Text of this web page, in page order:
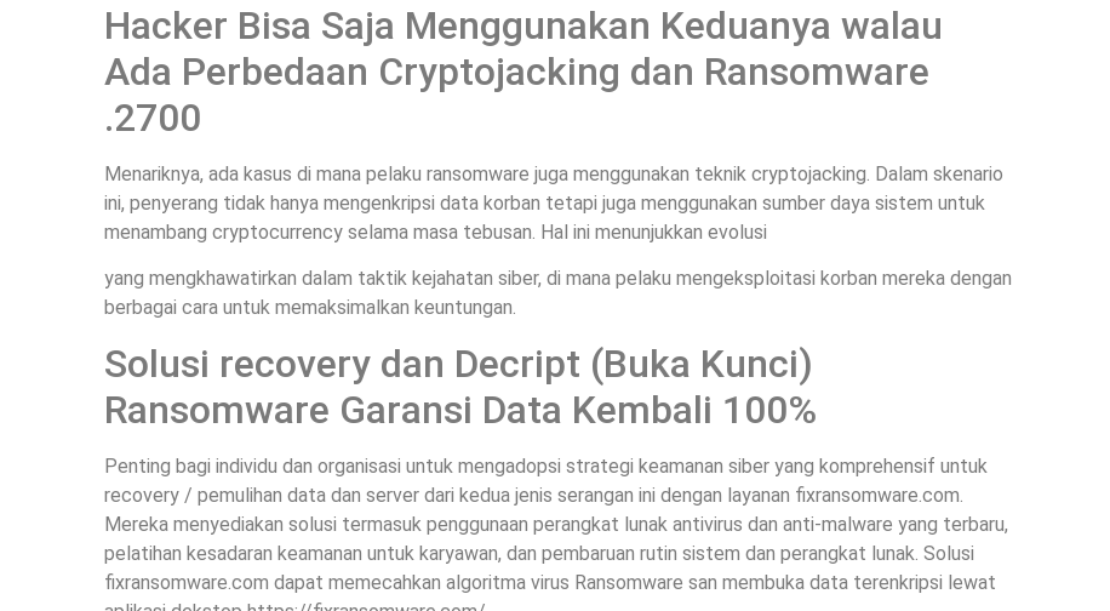
Hacker Bisa Saja Menggunakan Keduanya walau
Ada Perbedaan Cryptojacking dan Ransomware
.2700
Menariknya, ada kasus di mana pelaku ransomware juga menggunakan teknik cryptojacking. Dalam skenario
ini, penyerang tidak hanya mengenkripsi data korban tetapi juga menggunakan sumber daya sistem untuk
menambang cryptocurrency selama masa tebusan. Hal ini menunjukkan evolusi
yang mengkhawatirkan dalam taktik kejahatan siber, di mana pelaku mengeksploitasi korban mereka dengan
berbagai cara untuk memaksimalkan keuntungan.
Solusi recovery dan Decript (Buka Kunci)
Ransomware Garansi Data Kembali 100%
Penting bagi individu dan organisasi untuk mengadopsi strategi keamanan siber yang komprehensif untuk
recovery / pemulihan data dan server dari kedua jenis serangan ini dengan layanan fixransomware.com.
Mereka menyediakan solusi termasuk penggunaan perangkat lunak antivirus dan anti-malware yang terbaru,
pelatihan kesadaran keamanan untuk karyawan, dan pembaruan rutin sistem dan perangkat lunak. Solusi
fixransomware.com dapat memecahkan algoritma virus Ransomware san membuka data terenkripsi lewat